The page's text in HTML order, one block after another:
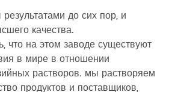
до сих пор, и
качества.
на этом заводе существуют
в мире в отношении
растворов. мы растворяем
продуктов и поставщиков,